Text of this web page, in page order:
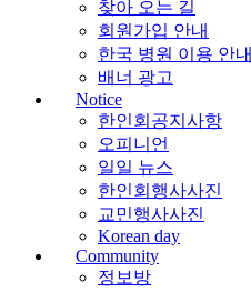
찾아 오는 길
회원가입 안내
한국 병원 이용 안내
배너 광고
Notice
한인회공지사항
오피니언
일일 뉴스
한인회행사사진
교민행사사진
Korean day
Community
정보방